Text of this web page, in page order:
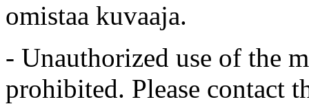
omistaa kuvaaja.
- Unauthorized use of the
prohibited. Please contact